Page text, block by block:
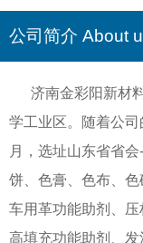
公司简介 About
济南金彩阳新材料
学工业区。随着公
月，选址山东省省
饼、色膏、色布、色
车用革功能助剂、压
高填充功能助剂、